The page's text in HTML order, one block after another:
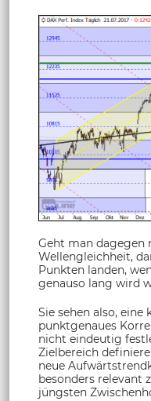
Geht man dagegen
Wellengleichheit,
Punkten landen,
genauso lang wird
Sie sehen also,
punktgenaues
nicht eindeutig
Zielbereich
neue
besonders relevant
jüngsten